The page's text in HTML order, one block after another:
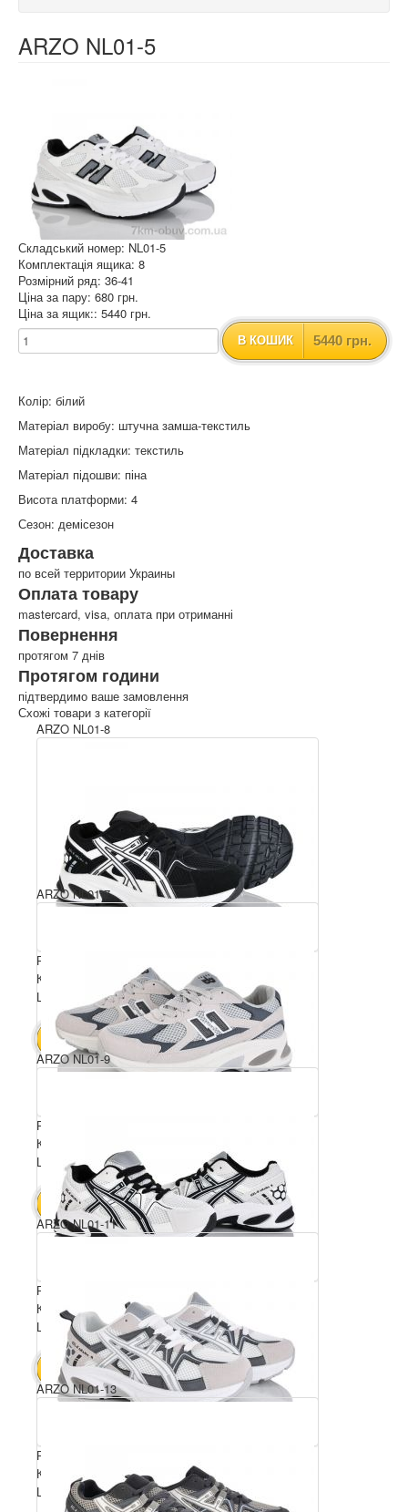
ARZO NL01-5
Складський номер: NL01-5
Комплектація ящика: 8
Розмірний ряд: 36-41
Ціна за пару: 680 грн.
Ціна за ящик:: 5440 грн.
В КОШИК 5440 грн.
Колір: білий
Матеріал виробу: штучна замша-текстиль
Матеріал підкладки: текстиль
Матеріал підошви: піна
Висота платформи: 4
Сезон: демісезон
Доставка
по всей территории Украины
Оплата товару
mastercard, visa, оплата при отриманні
Повернення
протягом 7 днів
Протягом години
підтвердимо ваше замовлення
Схожі товари з категорії
ARZO NL01-8
Розмірний ряд: 36-41
Комплектація ящика: 8
Ціна за пару: 680 грн.
В КОШИК 5440 грн.
ARZO NL01-7
Розмірний ряд: 36-41
Комплектація ящика: 8
Ціна за пару: 680 грн.
В КОШИК 5440 грн.
ARZO NL01-9
Розмірний ряд: 36-41
Комплектація ящика: 8
Ціна за пару: 680 грн.
В КОШИК 5440 грн.
ARZO NL01-11
Розмірний ряд: 36-41
Комплектація ящика: 8
Ціна за пару: 680 грн.
ARZO NL01-13